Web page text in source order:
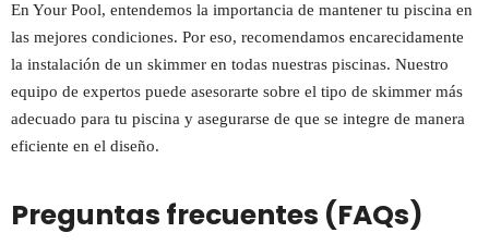
En Your Pool, entendemos la importancia de mantener tu piscina en
las mejores condiciones. Por eso, recomendamos encarecidamente
la instalación de un skimmer en todas nuestras piscinas. Nuestro
equipo de expertos puede asesorarte sobre el tipo de skimmer más
adecuado para tu piscina y asegurarse de que se integre de manera
eficiente en el diseño.
Preguntas frecuentes (FAQs)